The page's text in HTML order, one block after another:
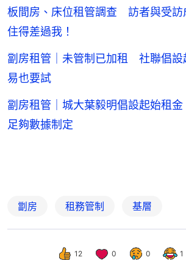
板間房、床位租管調查 訪者與受訪
住得差過我！
劏房租管｜未管制已加租 社聯倡設
易也要試
劏房租管｜城大葉毅明倡設起始租
足夠數據制定
劏房 租務管制 基層
12 0 0 1